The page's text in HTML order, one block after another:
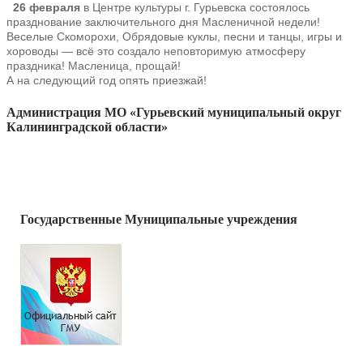
26 февраля в Центре культуры г. Гурьевска состоялось
празднование заключительного дня Масленичной недели!
Веселые Скоморохи, Обрядовые куклы, песни и танцы, игры и
хороводы — всё это создало неповторимую атмосферу
праздника! Масленица, прощай!
А на следующий год опять приезжай!
Администрация МО «Гурьевский муниципальный округ
Калининградской области»
Государственные Муниципальные учреждения